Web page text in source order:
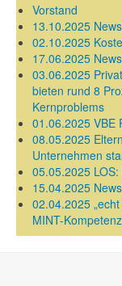
Vorstand
13.10.2025
02.10.2025
17.06.2025
03.06.2025
bieten rund 8
Kernproblems
01.06.2025 VBE
08.05.2025
Unternehmen
05.05.2025
15.04.2025
02.04.2025
MINT-